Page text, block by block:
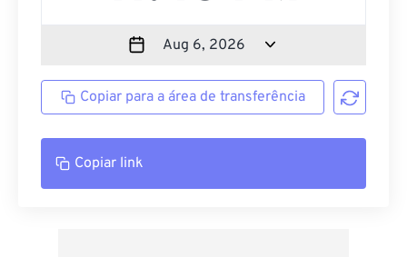
Copiar para a área de transferência
Copiar link